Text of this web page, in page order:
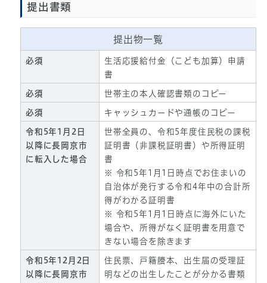
提出書類
提出物一覧
必須
生活応援給付金（こども加算）申請
書
必須 世帯主の本人確認書類のコピー
必須 キャッシュカードや通帳のコピー
令和5年1月2日
以降に長岡京市
に転入した場合
世帯全員の、令和5年度住民税の課税
証明書（非課税証明書）や所得証明
書
※ 令和5年1月1日時点でお住まいの
自治体が発行する令和4年中の合計所
得がわかる証明書
※ 令和5年1月1日時点に海外にいた
場合や、所得がなく証明書を用意で
きない場合を除きます
令和5年12月2日
以降に長岡京市
住民票、戸籍謄本、出生届の受理証
明などの出生したことが分かる書類